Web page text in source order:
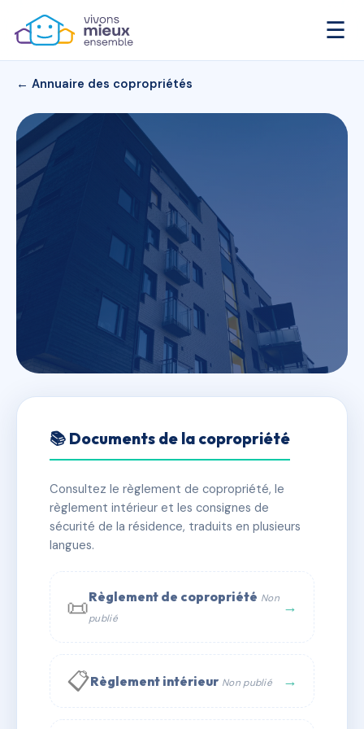
☰
← Annuaire des copropriétés
LE FENELON
✓ Immatriculée 🏠 10 lots 🏗 1 bâtiment(s)
📞 Contacter Syndic Digital
📚 Documents de la copropriété
Consultez le règlement de copropriété, le
règlement intérieur et les consignes de
sécurité de la résidence, traduits en plusieurs
langues.
📜Règlement de copropriété Non
publié
→
📋Règlement intérieur Non publié →